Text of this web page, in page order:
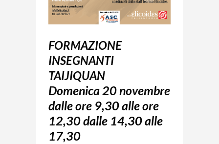
FORMAZIONE
INSEGNANTI
TAIJIQUAN
Domenica 20 novembre
dalle ore 9,30 alle ore
12,30 dalle 14,30 alle
17,30